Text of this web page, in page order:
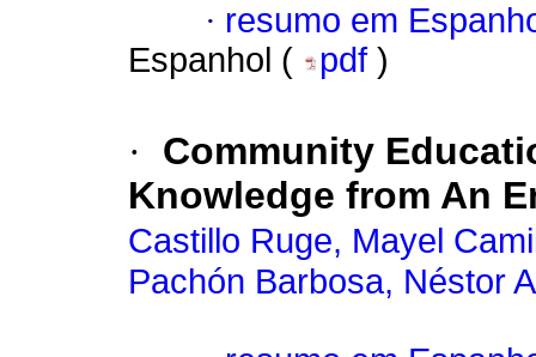
· resumo em
Espanhol (
pdf )
·
Community
Knowledge from An
Castillo Ruge, Mayel
Pachón Barbosa, Néstor